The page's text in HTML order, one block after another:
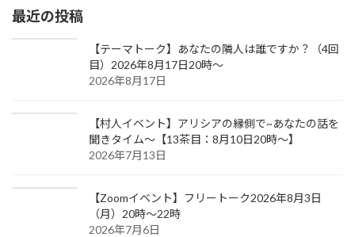
最近の投稿
【テーマトーク】あなたの隣人は誰ですか？（4回
目）2026年8月17日20時～
2026年8月17日
【村人イベント】アリシアの縁側で~あなたの話を
聞きタイム～【13茶目：8月10日20時～】
2026年7月13日
【Zoomイベント】フリートーク2026年8月3日
（月）20時～22時
2026年7月6日